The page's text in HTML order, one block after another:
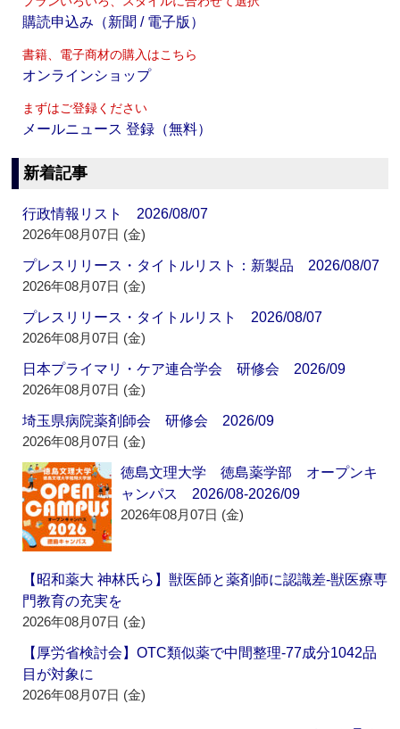
購読申込み（新聞 / 電子版）
書籍、電子商材の購入はこちら
オンラインショップ
まずはご登録ください
メールニュース 登録（無料）
新着記事
行政情報リスト 2026/08/07
2026年08月07日 (金)
プレスリリース・タイトルリスト：新製品 2026/08/07
2026年08月07日 (金)
プレスリリース・タイトルリスト 2026/08/07
2026年08月07日 (金)
日本プライマリ・ケア連合学会 研修会 2026/09
2026年08月07日 (金)
埼玉県病院薬剤師会 研修会 2026/09
2026年08月07日 (金)
徳島文理大学 徳島薬学部 オープンキ
ャンパス 2026/08-2026/09
2026年08月07日 (金)
【昭和薬大 神林氏ら】獣医師と薬剤師に認識差‐獣医療専
門教育の充実を
2026年08月07日 (金)
【厚労省検討会】OTC類似薬で中間整理‐77成分1042品
目が対象に
2026年08月07日 (金)